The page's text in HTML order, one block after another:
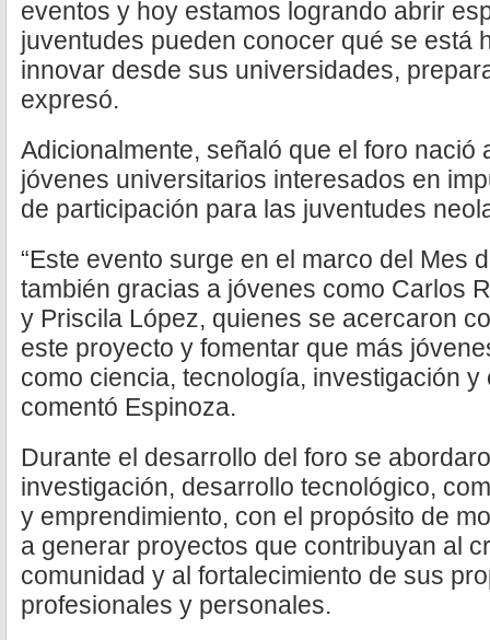
eventos y hoy estamos logrando abrir
juventudes pueden conocer qué se está
innovar desde sus universidades,
expresó.
Adicionalmente, señaló que el foro nació
jóvenes universitarios interesados en
de participación para las juventudes
“Este evento surge en el marco del Mes
también gracias a jóvenes como Carlos
y Priscila López, quienes se acercaron
este proyecto y fomentar que más
como ciencia, tecnología, investigación y
comentó Espinoza.
Durante el desarrollo del foro se
investigación, desarrollo tecnológico,
y emprendimiento, con el propósito de
a generar proyectos que contribuyan al
comunidad y al fortalecimiento de sus
profesionales y personales.